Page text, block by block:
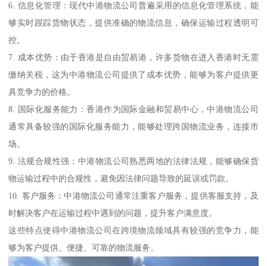
6. 信息化管理：现代中港物流公司普遍采用的信息化管理系统，能
够实时跟踪货物状态，提供准确的物流信息，确保运输过程透明可
控。
7. 成本优势：由于香港是自由贸易港，许多货物在进入香港时无需
缴纳关税，这为中港物流公司提供了成本优势，能够为客户提供更
具竞争力的价格。
8. 国际化服务能力：香港作为国际金融和贸易中心，中港物流公司
通常具备较强的国际化服务能力，能够处理跨国物流业务，连接市
场。
9. 法规合规性强：中港物流公司熟悉两地的法律法规，能够确保货
物运输过程中的合规性，避免因法律问题导致的延误或罚款。
10. 客户服务：中港物流公司通常注重客户服务，提供客服支持，及
时解决客户在运输过程中遇到的问题，提升客户满意度。
这些特点使得中港物流公司在跨境物流领域具有较强的竞争力，能
够为客户提供、便捷、可靠的物流服务。